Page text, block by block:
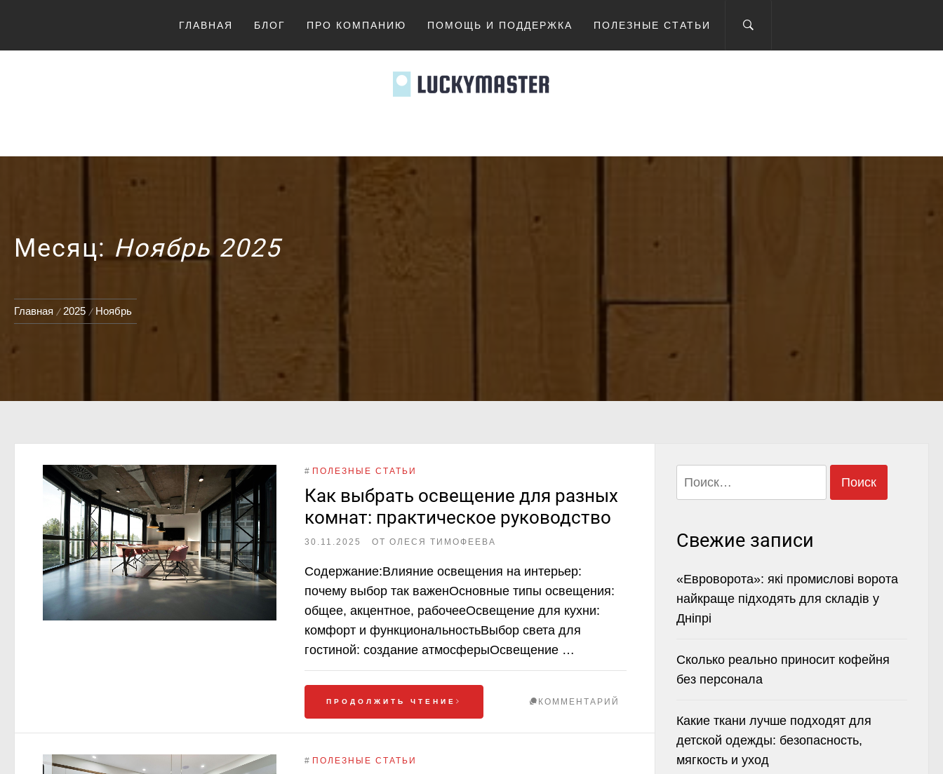
содержимому
ГЛАВНАЯ БЛОГ ПРО КОМПАНИЮ ПОМОЩЬ И ПОДДЕРЖКА ПОЛЕЗНЫЕ СТАТЬИ
LUCKYMASTER.KIEV.UA
Месяц: Ноябрь 2025
Главная 2025 Ноябрь
# ПОЛЕЗНЫЕ СТАТЬИ
Как выбрать освещение для разных
комнат: практическое руководство
30.11.2025 ОТ ОЛЕСЯ ТИМОФЕЕВА
Содержание:Влияние освещения на интерьер:
почему выбор так важенОсновные типы освещения:
общее, акцентное, рабочееОсвещение для кухни:
комфорт и функциональностьВыбор света для
гостиной: создание атмосферыОсвещение …
ПРОДОЛЖИТЬ ЧТЕНИЕ КОММЕНТАРИЙ
# ПОЛЕЗНЫЕ СТАТЬИ
Свежие записи
«Евроворота»: які промислові ворота
найкраще підходять для складів у
Дніпрі
Сколько реально приносит кофейня
без персонала
Какие ткани лучше подходят для
детской одежды: безопасность,
мягкость и уход